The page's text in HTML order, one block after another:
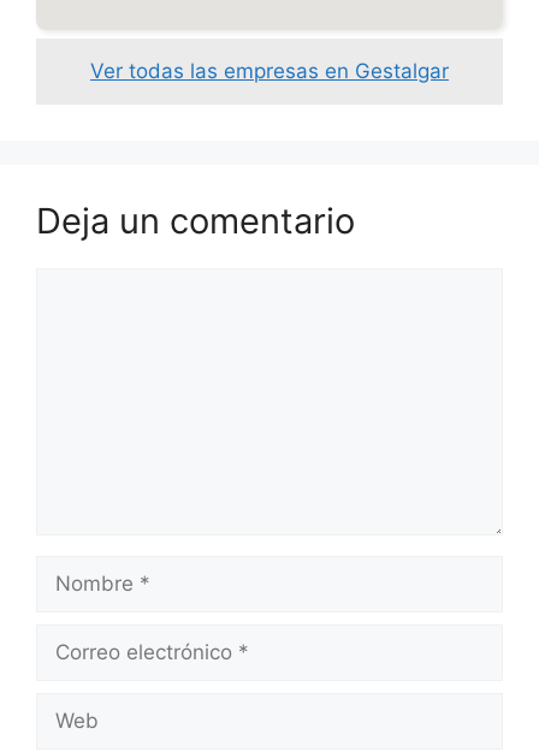
Ver todas las empresas en Gestalgar
Deja un comentario
Nombre
Correo
Web